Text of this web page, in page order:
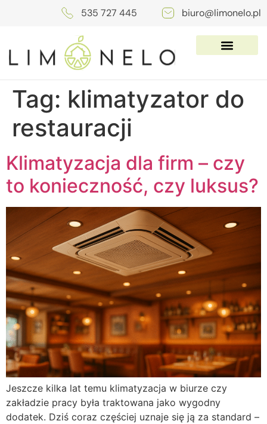
535 727 445 biuro@limonelo.pl
Tag: klimatyzator do
restauracji
Klimatyzacja dla firm – czy
to konieczność, czy luksus?
Jeszcze kilka lat temu klimatyzacja w biurze czy
zakładzie pracy była traktowana jako wygodny
dodatek. Dziś coraz częściej uznaje się ją za standard –